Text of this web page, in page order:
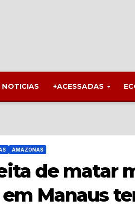
NOTICIAS +ACESSADAS
AMAZONAS
de matar
Manaus